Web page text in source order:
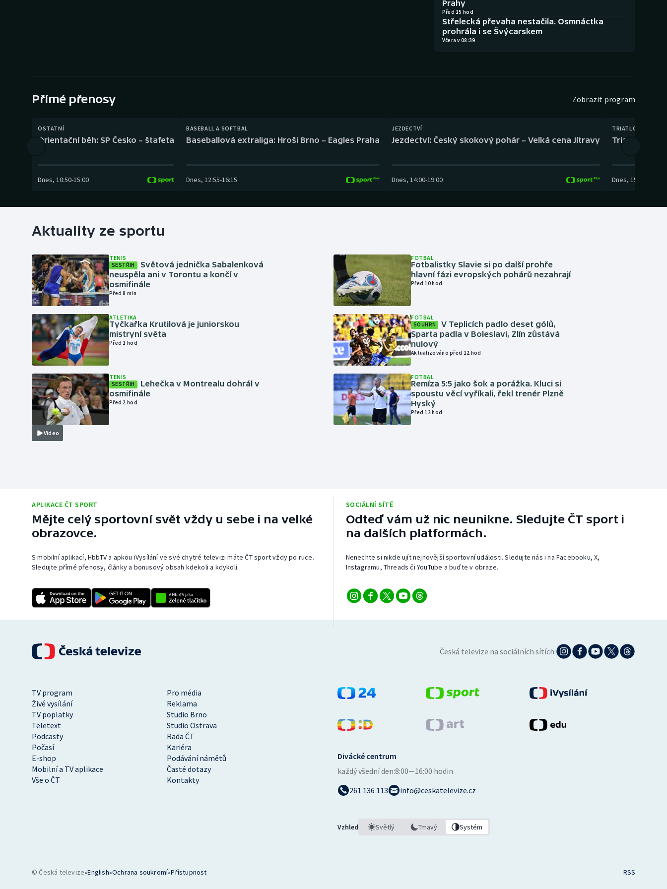
Futsal Parasport Volejbal
Prahy
Před 15 hod
Střelecká převaha nestačila. Osmnáctka
prohrála i se Švýcarskem
Včera v 08:39
Přímé přenosy Zobrazit program
OSTATNÍ
Orientační běh: SP Česko – štafeta
Dnes, 10:50-15:00
BASEBALL A SOFTBAL
Baseballová extraliga: Hroši Brno – Eagles Praha
Dnes, 12:55-16:15
JEZDECTVÍ
Jezdectví: Český skokový pohár – Velká cena Jítravy
Dnes, 14:00-19:00
TRIATLON
Triatlon:
Dnes, 15:00
Aktuality ze sportu
TENIS
SESTŘIH
Světová jednička Sabalenková
neuspěla ani v Torontu a končí v
osmifinále
Před 8 min
ATLETIKA
Tyčkařka Krutilová je juniorskou
mistryní světa
Před 1 hod
Video
TENIS
SESTŘIH
Lehečka v Montrealu dohrál v
osmifinále
Před 2 hod
FOTBAL
Fotbalistky Slavie si po další prohře
hlavní fázi evropských pohárů nezahrají
Před 10 hod
FOTBAL
SOUHRN
V Teplicích padlo deset gólů,
Sparta padla v Boleslavi, Zlín zůstává
nulový
Aktualizováno před 12 hod
FOTBAL
Remíza 5:5 jako šok a porážka. Kluci si
spoustu věcí vyříkali, řekl trenér Plzně
Hyský
Před 12 hod
APLIKACE ČT SPORT
Mějte celý sportovní svět vždy u sebe i na velké
obrazovce.
S mobilní aplikací, HbbTV a apkou iVysílání ve své chytré televizi máte ČT sport vždy po ruce.
Sledujte přímé přenosy, články a bonusový obsah kdekoli a kdykoli.
SOCIÁLNÍ SÍTĚ
Odteď vám už nic neunikne. Sledujte ČT sport i
na dalších platformách.
Nenechte si nikde ujít nejnovější sportovní události. Sledujte nás i na Facebooku, X,
Instagramu, Threads či YouTube a buďte v obraze.
Česká televize na sociálních sítích:
TV program
Pro média
Živé vysílání
Reklama
TV poplatky
Studio Brno
Teletext
Studio Ostrava
Podcasty
Rada ČT
Počasí
Kariéra
E-shop
Podávání námětů
Mobilní a TV aplikace
Časté dotazy
Vše o ČT
Kontakty
Divácké centrum
každý všední den:8:00—16:00 hodin
261 136 113
info@ceskatelevize.cz
Vzhled Světlý Tmavý Systém
© Česká televize•English•Ochrana soukromí•Přístupnost RSS